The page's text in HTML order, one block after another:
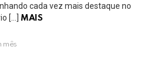
cada vez mais destaque no
[…]
MAIS
mês